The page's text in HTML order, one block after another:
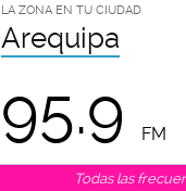
LA ZONA EN TU CIUDAD
Arequipa
95.9 FM
Todas las